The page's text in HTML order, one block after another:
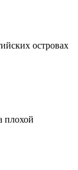
островах
плохой